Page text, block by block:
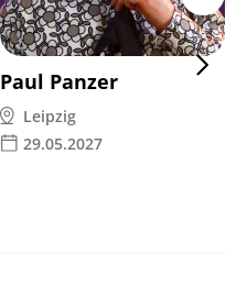
Paul Panzer
Leipzig
29.05.2027